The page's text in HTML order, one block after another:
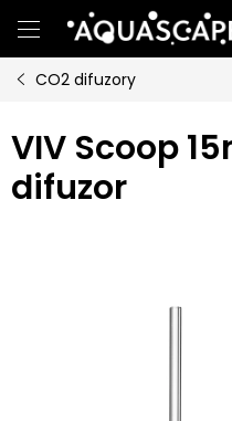
na
obsah
CO2 difuzory
VIV Scoop
difuzor